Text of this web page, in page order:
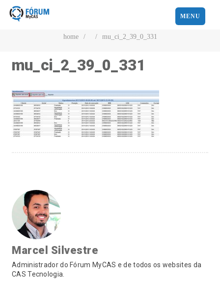
MENU
home / / mu_ci_2_39_0_331
mu_ci_2_39_0_331
Marcel Silvestre
Administrador do Fórum MyCAS e de todos os websites da
CAS Tecnologia.